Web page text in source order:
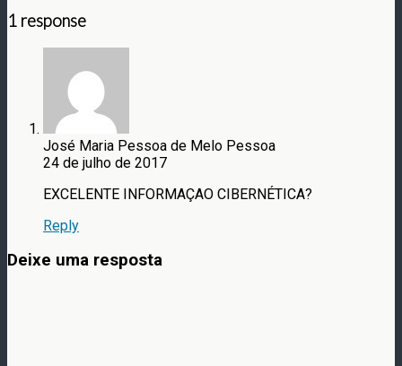
1 response
José Maria Pessoa de Melo Pessoa
24 de julho de 2017
EXCELENTE INFORMAÇAO CIBERNÉTICA?
Reply
Deixe uma resposta